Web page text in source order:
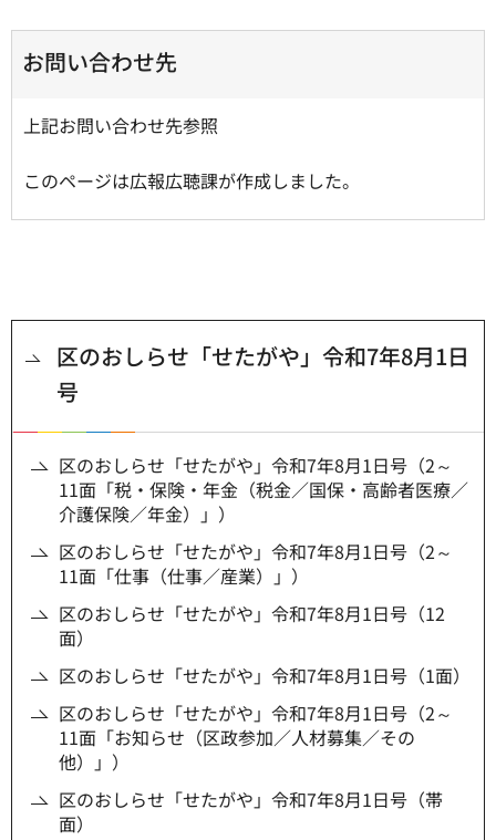
お問い合わせ先
上記お問い合わせ先参照
このページは広報広聴課が作成しました。
区のおしらせ「せたがや」令和7年8月1日
号
区のおしらせ「せたがや」令和7年8月1日号（2～
11面「税・保険・年金（税金／国保・高齢者医療／
介護保険／年金）」）
区のおしらせ「せたがや」令和7年8月1日号（2～
11面「仕事（仕事／産業）」）
区のおしらせ「せたがや」令和7年8月1日号（12
面）
区のおしらせ「せたがや」令和7年8月1日号（1面）
区のおしらせ「せたがや」令和7年8月1日号（2～
11面「お知らせ（区政参加／人材募集／その
他）」）
区のおしらせ「せたがや」令和7年8月1日号（帯
面）